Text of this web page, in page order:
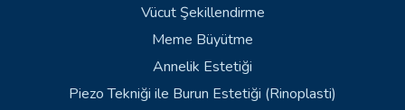
Vücut Şekillendirme
Meme Büyütme
Annelik Estetiği
Piezo Tekniği ile Burun Estetiği (Rinoplasti)